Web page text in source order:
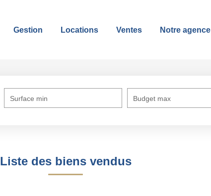
Gestion Locations Ventes Notre agence
Surface min Budget max
Liste des biens vendus